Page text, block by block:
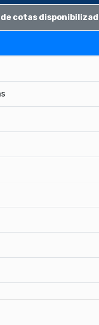
cotas